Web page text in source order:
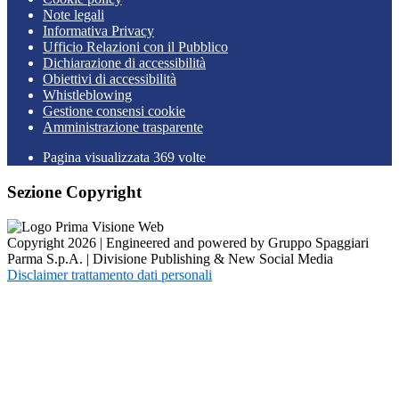
Note legali
Informativa Privacy
Ufficio Relazioni con il Pubblico
Dichiarazione di accessibilità
Obiettivi di accessibilità
Whistleblowing
Gestione consensi cookie
Amministrazione trasparente
Pagina visualizzata 369 volte
Sezione Copyright
Copyright 2026 | Engineered and powered by Gruppo Spaggiari
Parma S.p.A. | Divisione Publishing & New Social Media
Disclaimer trattamento dati personali